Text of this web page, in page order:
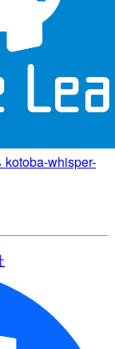
kotoba-whisper-